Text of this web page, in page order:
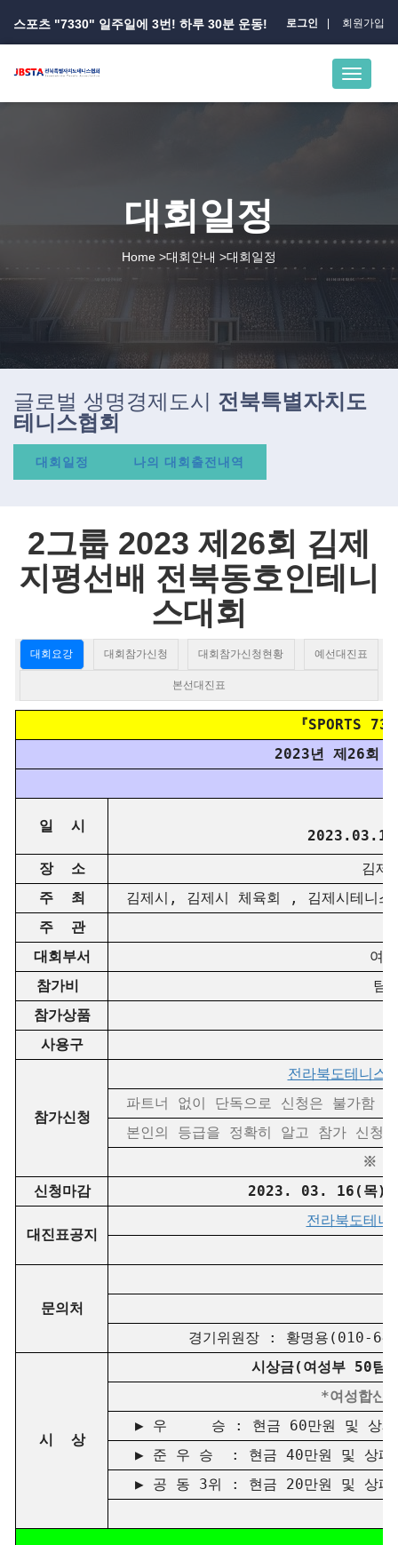
스포츠 "7330" 일주일에 3번! 하루 30분 운동! 로그인 회원가입
대회일정
Home >대회안내 >대회일정
글로벌 생명경제도시 전북특별자치도
테니스협회
대회일정 나의 대회출전내역
2그룹 2023 제26회 김제
지평선배 전북동호인테니
스대회
대회요강 대회참가신청 대회참가신청현황 예선대진표
본선대진표
『SPORTS
2023년 제26회『
일 시
장 소
김제
주 최
김제시, 김제시 체육회 , 김제시테니
주 관
대회부서
여
참가비
팀
참가상품
사용구
참가신청
전라북도테니
파트너 없이 단독으로 신청은 불가함
본인의 등급을 정확히 알고 참가 신
※ 참
신청마감
2023. 03. 16(목)
대진표공지
전라북도
문의처
경기위원장 : 황명용(010-
시 상
시상금(여성부 50팀
*여성합산
▶ 우 승 : 현금 60만원 및
▶ 준 우 승 : 현금 40만원 및
▶ 공 동 3위 : 현금 20만원 및